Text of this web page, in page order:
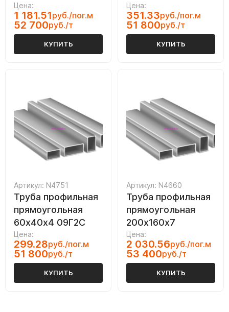
Цена:
1 181.51руб./пог.м
52 700руб./т
КУПИТЬ
Цена:
351.33руб./пог.м
51 800руб./т
КУПИТЬ
Артикул: N4751
Труба профильная
прямоугольная
60х40х4 09Г2С
Цена:
299.28руб./пог.м
51 800руб./т
КУПИТЬ
Артикул: N4660
Труба профильная
прямоугольная
200х160х7
Цена:
2 030.56руб./пог.м
53 400руб./т
КУПИТЬ